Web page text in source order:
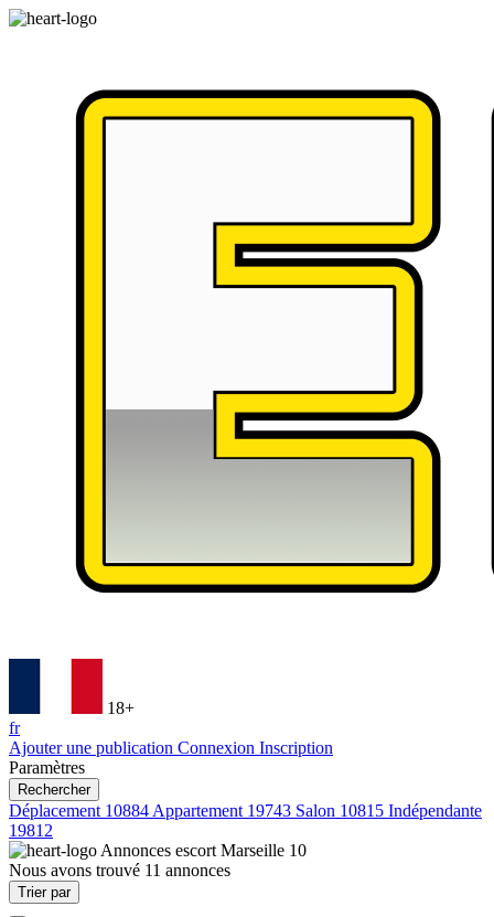
18+
fr
Ajouter une publication Connexion Inscription
Paramètres
Rechercher
Déplacement 10884 Appartement 19743 Salon 10815 Indépendante
19812
Annonces escort Marseille 10
Nous avons trouvé 11 annonces
Trier par